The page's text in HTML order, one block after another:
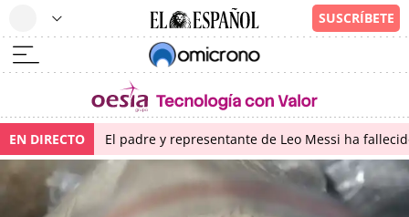
EN DIRECTO El padre y representante de Leo Messi ha